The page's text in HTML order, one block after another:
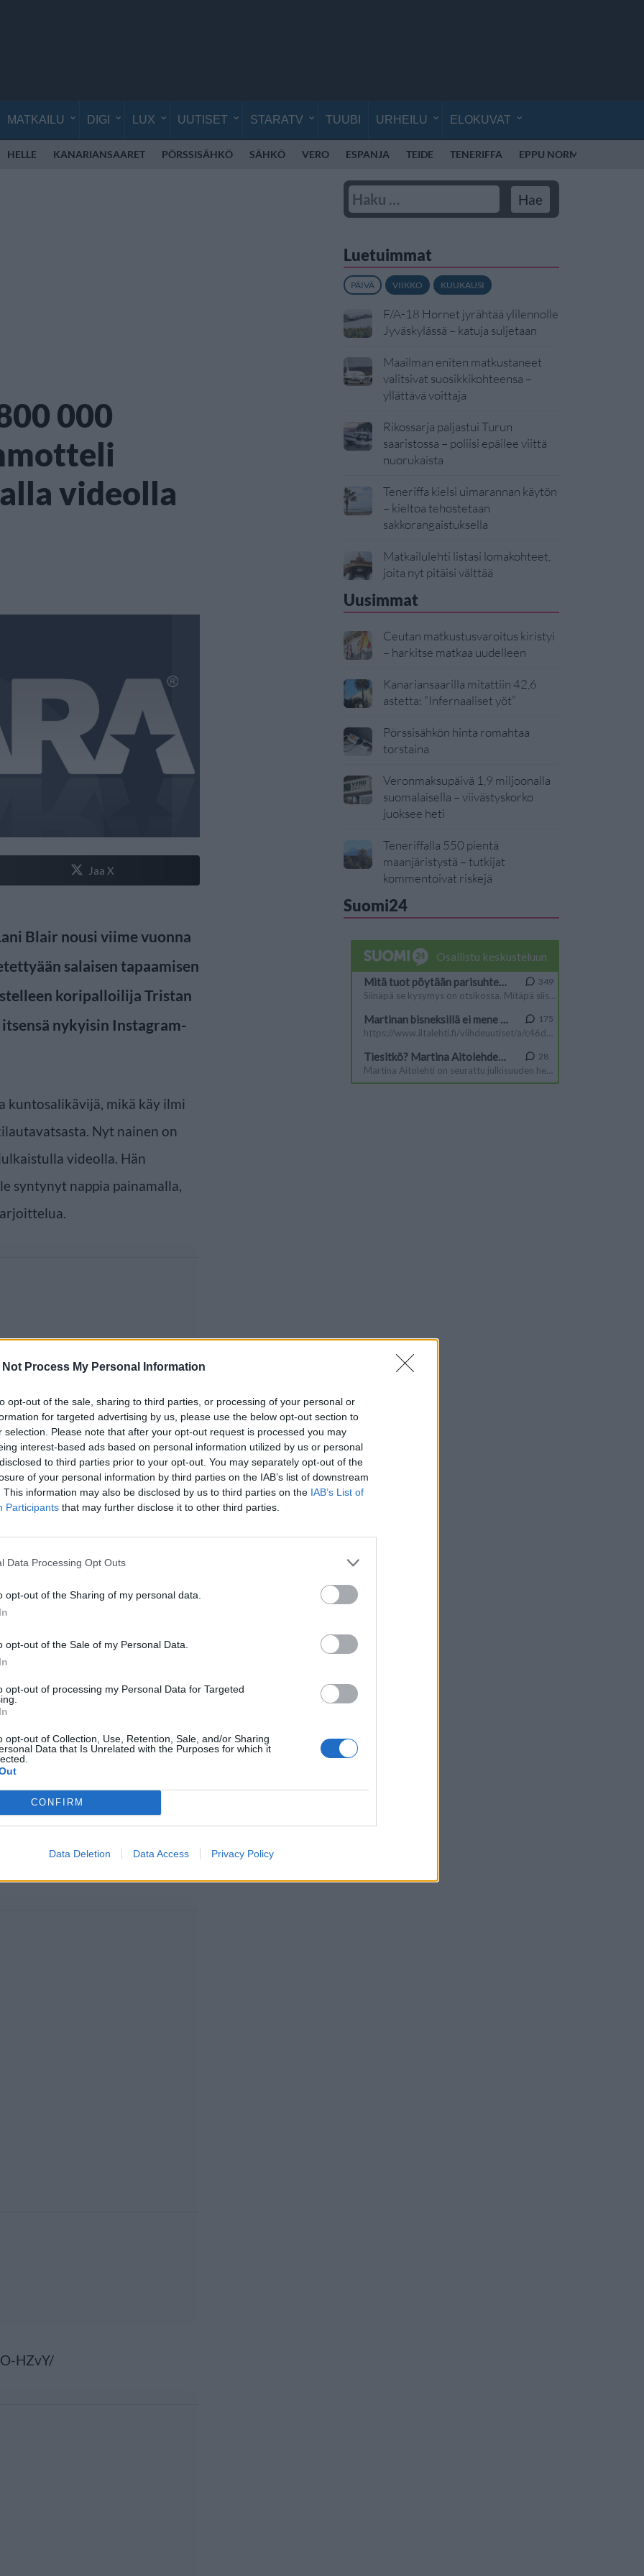
Not Process My Personal Information
opt-out of the sale, sharing to third parties, or processing of your personal or
for targeted advertising by us, please use the below opt-out section to
selection. Please note that after your opt-out request is processed you may
interest-based ads based on personal information utilized by us or personal
to third parties prior to your opt-out. You may separately opt-out of the
of your personal information by third parties on the IAB’s list of downstream
This information may also be disclosed by us to third parties on the IAB’s List of
Participants that may further disclose it to other third parties.
Data Processing Opt Outs
opt-out of the Sharing of my personal data.
opt-out of the Sale of my Personal Data.
opt-out of processing my Personal Data for Targeted
opt-out of Collection, Use, Retention, Sale, and/or Sharing
Data that Is Unrelated with the Purposes for which it
CONFIRM
Data Deletion Data Access Privacy Policy
MATKAILU DIGI LUX UUTISET STARATV TUUBI URHEILU ELOKUVAT
HELLE KANARIANSAARET PÖRSSISÄHKÖ SÄHKÖ VERO ESPANJA TEIDE TENERIFFA EPPU NORMAALI
000
videolla
Jaa X
Blair nousi viime vuonna
salaisen tapaamisen
koripalloilija Tristan
nykyisin Instagram-
kuntosalikävijä, mikä käy ilmi
Nyt nainen on
videolla. Hän
syntynyt nappia painamalla,
Hänelle salasuhde
osapuolena olleen NBA-tähti
Khloe Kardashianin
muutama päivä ennen
syntymää.
HZvY/
Luetuimmat
PÄIVÄ VIIKKO KUUKAUSI
F/A-18 Hornet jyrähtää ylilennolle
Jyväskylässä – katuja suljetaan
Maailman eniten matkustaneet
valitsivat suosikkikohteensa –
yllättävä voittaja
Rikossarja paljastui Turun
saaristossa – poliisi epäilee viittä
nuorukaista
Teneriffa kielsi uimarannan käytön
– kieltoa tehostetaan
sakkorangaistuksella
Matkailulehti listasi lomakohteet,
joita nyt pitäisi välttää
Uusimmat
Ceutan matkustusvaroitus kiristyi
– harkitse matkaa uudelleen
Kanariansaarilla mitattiin 42,6
astetta: ”Infernaaliset yöt”
Pörssisähkön hinta romahtaa
torstaina
Veronmaksupäivä 1,9 miljoonalla
suomalaisella – viivästyskorko
juoksee heti
Teneriffalla 550 pientä
maanjäristystä – tutkijat
kommentoivat riskejä
Suomi24